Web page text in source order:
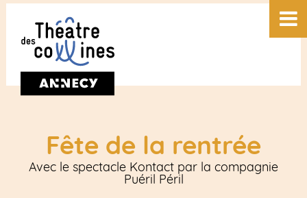
Fête de la rentrée
Avec le spectacle Kontact par la compagnie
Puéril Péril